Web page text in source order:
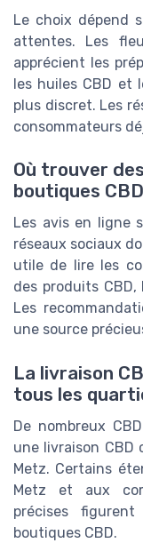
Le choix dépend
attentes. Les
apprécient les
les huiles CBD et
plus discret. Les
consommateurs
Où trouver
boutiques
Les avis en ligne
réseaux sociaux
utile de lire les
des produits
Les
une source
La livraison
tous les
De nombreux
une livraison
Metz. Certains
Metz et aux
précises
boutiques CBD.